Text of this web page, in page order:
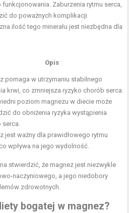
Zaburzenia rytmu serca,
do poważnych komplikacji
ilość tego minerału jest niezbędna dla
Opis
pomaga w utrzymaniu stabilnego
krwi, co zmniejsza ryzyko chorób serca.
poziom magnezu w diecie może
do obniżenia ryzyka wystąpienia
serca.
jest ważny dla prawidłowego rytmu
wpływa na jego wydolność.
stwierdzić, że magnez jest niezwykle
naczyniowego, a jego niedobory
zdrowotnych.
bogatej w magnez?